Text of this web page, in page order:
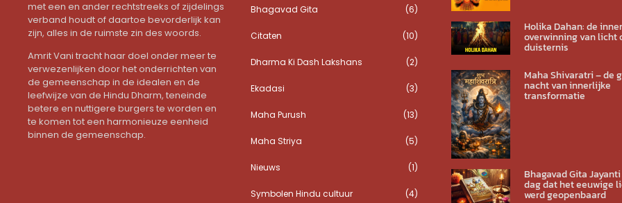
met een en ander rechtstreeks of zijdelings
verband houdt of daartoe bevorderlijk kan
zijn, alles in de ruimste zin des woords.
Amrit Vani tracht haar doel onder meer te
verwezenlijken door het onderrichten van
de gemeenschap in de idealen en de
leefwijze van de Hindu Dharm, teneinde
betere en nuttigere burgers te worden en
te komen tot een harmonieuze eenheid
binnen de gemeenschap.
Bhagavad Gita (6)
Citaten (10)
Dharma Ki Dash Lakshans (2)
Ekadasi (3)
Maha Purush (13)
Maha Striya (5)
Nieuws (1)
Symbolen Hindu cultuur (4)
Holika Dahan: de
overwinning van licht
duisternis
Maha Shivaratri – de
nacht van innerlijke
transformatie
Bhagavad Gita Jayanti
dag dat het eeuwige
werd geopenbaard